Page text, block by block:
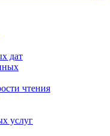
дат
чтения
услуг